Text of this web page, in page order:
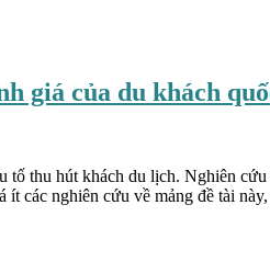
giá của du khách
thu hút khách du lịch. Nghiên
các nghiên cứu về mảng đề tài